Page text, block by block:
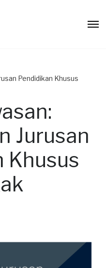
Pendidikan Khusus
Jurusan
Khusus